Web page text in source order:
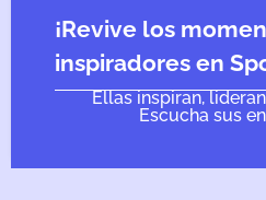
¡Revive los
inspiradores en
Ellas inspiran,
Escucha sus